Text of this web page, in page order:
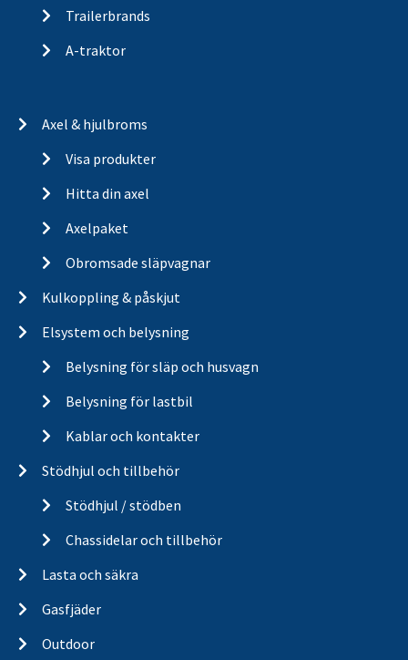
Trailerbrands
A-traktor
Axel & hjulbroms
Visa produkter
Hitta din axel
Axelpaket
Obromsade släpvagnar
Kulkoppling & påskjut
Elsystem och belysning
Belysning för släp och husvagn
Belysning för lastbil
Kablar och kontakter
Stödhjul och tillbehör
Stödhjul / stödben
Chassidelar och tillbehör
Lasta och säkra
Gasfjäder
Outdoor